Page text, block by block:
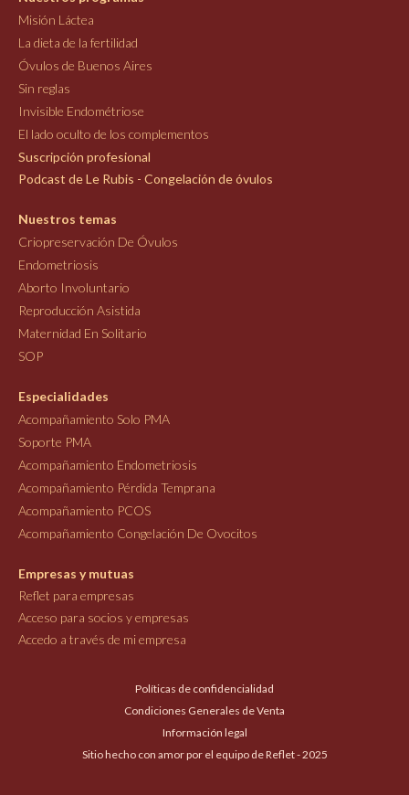
Misión Láctea
La dieta de la fertilidad
Óvulos de Buenos Aires
Sin reglas
Invisible Endométriose
El lado oculto de los complementos
Suscripción profesional
Podcast de Le Rubis - Congelación de óvulos
Nuestros temas
Criopreservación De Óvulos
Endometriosis
Aborto Involuntario
Reproducción Asistida
Maternidad En Solitario
SOP
Especialidades
Acompañamiento Solo PMA
Soporte PMA
Acompañamiento Endometriosis
Acompañamiento Pérdida Temprana
Acompañamiento PCOS
Acompañamiento Congelación De Ovocitos
Empresas y mutuas
Reflet para empresas
Acceso para socios y empresas
Accedo a través de mi empresa
Políticas de confidencialidad
Condiciones Generales de Venta
Información legal
Sitio hecho con amor por el equipo de Reflet - 2025